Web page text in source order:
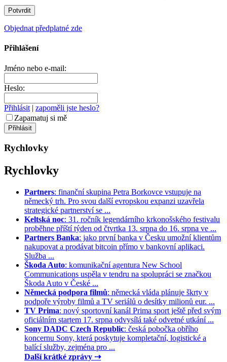
Objednat předplatné zde
Přihlášení
Jméno nebo e-mail:
Heslo:
Přihlásit | zapoměli jste heslo?
Zapamatuj si mě
Rychlovky
Rychlovky
Partners: finanční skupina Petra Borkovce vstupuje na
německý trh. Pro svou další evropskou expanzi uzavřela
strategické partnerství se ...
Keltská noc: 31. ročník legendárního krkonošského festivalu
proběhne příští týden od čtvrtka 13. srpna do 16. srpna ve ...
Partners Banka: jako první banka v Česku umožní klientům
nakupovat a prodávat bitcoin přímo v bankovní aplikaci.
Služba ...
Škoda Auto: komunikační agentura New School
Communications uspěla v tendru na spolupráci se značkou
Škoda Auto v České ...
Německá podpora filmů: německá vláda plánuje škrty v
podpoře výroby filmů a TV seriálů o desítky milionů eur. ...
TV Prima: nový sportovní kanál Prima sport ještě před svým
oficiálním startem 17. srpna odvysílá také odvetné utkání ...
Sony DADC Czech Republic: česká pobočka obřího
koncernu Sony, která poskytuje kompletační, logistické a
balící služby, zejména pro ...
Další krátké zprávy ⇢